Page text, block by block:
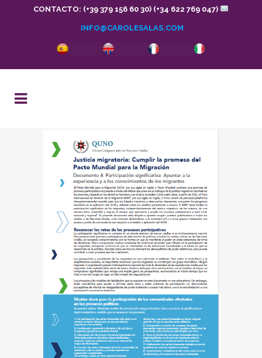
CONTACTO: (+39 379 156 60 30) (+34 622 769 047)
INFO@CAROLESALAS.COM